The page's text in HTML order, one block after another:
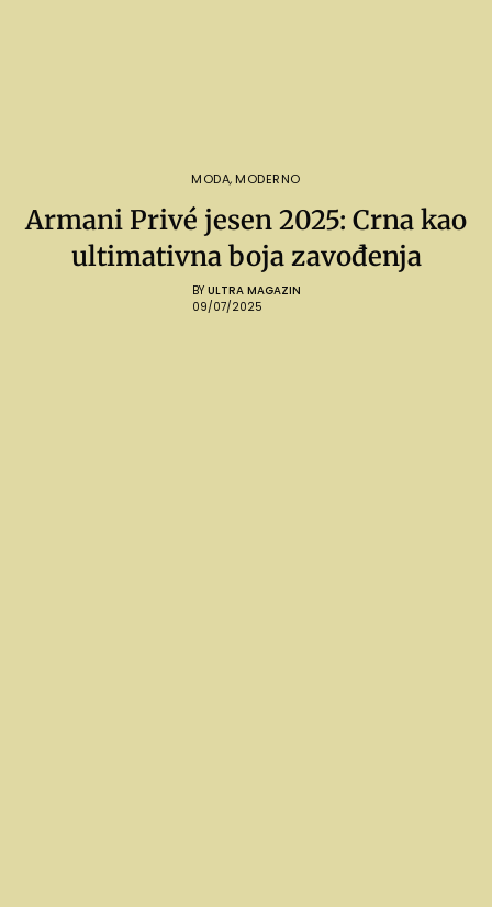
MODA, MODERNO
Armani Privé jesen 2025: Crna kao
ultimativna boja zavođenja
BY ULTRA MAGAZIN
09/07/2025